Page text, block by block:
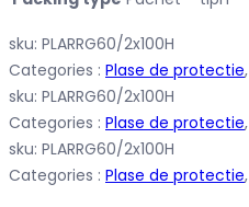
sku: PLARRG60/2x100H
Categories : Plase de protectie,
sku: PLARRG60/2x100H
Categories : Plase de protectie,
sku: PLARRG60/2x100H
Categories : Plase de protectie,